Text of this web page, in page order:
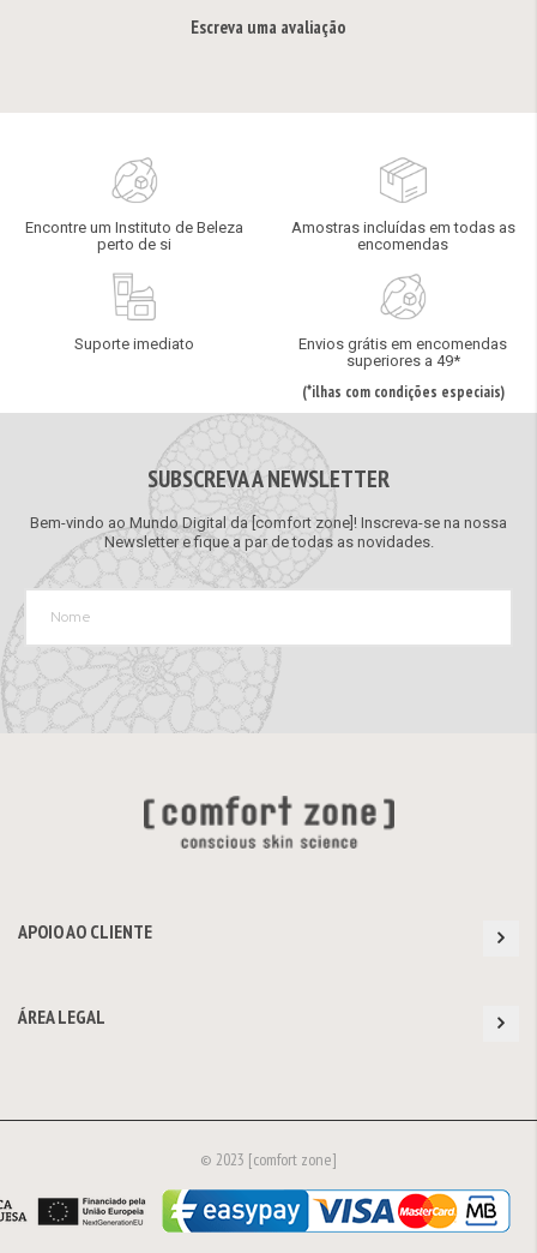
Escreva uma avaliação
Encontre um Instituto de Beleza
perto de si
Amostras incluídas em todas as
encomendas
Suporte imediato
Envios grátis em encomendas
superiores a 49*
(*ilhas com condições especiais)
SUBSCREVA A NEWSLETTER
Bem-vindo ao Mundo Digital da [comfort zone]! Inscreva-se na nossa
Newsletter e fique a par de todas as novidades.
APOIO AO CLIENTE
ÁREA LEGAL
© 2023 [comfort zone]